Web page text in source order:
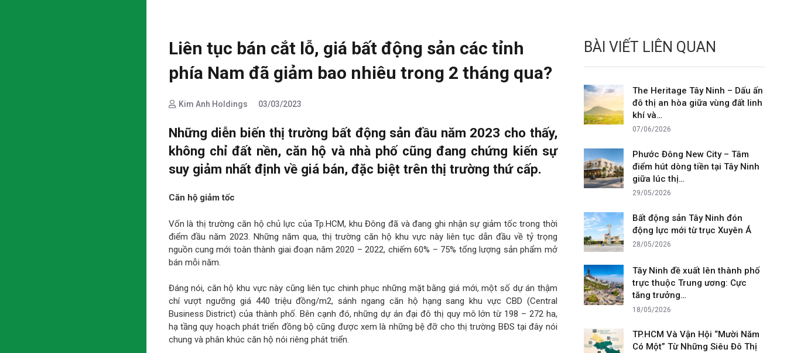
Liên tục bán cắt lỗ, giá bất động sản các tỉnh
phía Nam đã giảm bao nhiêu trong 2 tháng qua?
Kim Anh Holdings 03/03/2023
Những diễn biến thị trường bất động sản đầu năm 2023 cho thấy,
không chỉ đất nền, căn hộ và nhà phố cũng đang chứng kiến sự
suy giảm nhất định về giá bán, đặc biệt trên thị trường thứ cấp.
Căn hộ giảm tốc
Vốn là thị trường căn hộ chủ lực của Tp.HCM, khu Đông đã và đang ghi nhận sự giảm tốc trong thời
điểm đầu năm 2023. Những năm qua, thị trường căn hộ khu vực này liên tục dẫn đầu về tỷ trọng
nguồn cung mới toàn thành giai đoạn năm 2020 – 2022, chiếm 60% – 75% tổng lượng sản phẩm mở
bán mỗi năm.
Đáng nói, căn hộ khu vực này cũng liên tục chinh phục những mặt bằng giá mới, một số dự án thậm
chí vượt ngưỡng giá 440 triệu đồng/m2, sánh ngang căn hộ hạng sang khu vực CBD (Central
Business District) của thành phố. Bên cạnh đó, những dự án đại đô thị quy mô lớn từ 198 – 272 ha,
hạ tầng quy hoạch phát triển đồng bộ cũng được xem là những bệ đỡ cho thị trường BĐS tại đây nói
chung và phân khúc căn hộ nói riêng phát triển.
BÀI VIẾT LIÊN QUAN
The Heritage Tây Ninh – Dấu ấn
đô thị an hòa giữa vùng đất linh
khí và…
07/06/2026
Phước Đông New City – Tâm
điểm hút dòng tiền tại Tây Ninh
giữa lúc thị…
29/05/2026
Bất động sản Tây Ninh đón
động lực mới từ trục Xuyên Á
28/05/2026
Tây Ninh đề xuất lên thành phố
trực thuộc Trung ương: Cực
tăng trưởng…
18/05/2026
TP.HCM Và Vận Hội “Mười Năm
Có Một” Từ Những Siêu Đô Thị